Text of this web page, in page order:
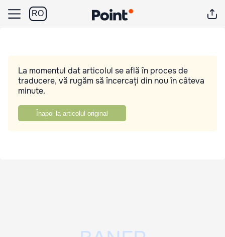
RO
La momentul dat articolul se află în proces de
traducere, vă rugăm să încercați din nou în câteva
minute.
Înapoi la articolul original